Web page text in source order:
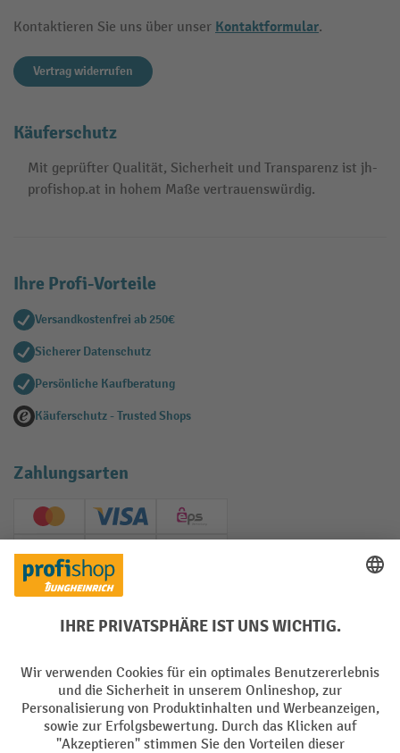
Kontaktieren Sie uns über unser Kontaktformular.
Vertrag widerrufen
Käuferschutz
Mit geprüfter Qualität, Sicherheit und Transparenz ist jh-
profishop.at in hohem Maße vertrauenswürdig.
Ihre Profi-Vorteile
Versandkostenfrei ab 250€
Sicherer Datenschutz
Persönliche Kaufberatung
Käuferschutz - Trusted Shops
Zahlungsarten
Creditcard (Master)Creditcard (Visa)
EPS
PayPal
Soziale Netzwerke
Impressum Datenschutz